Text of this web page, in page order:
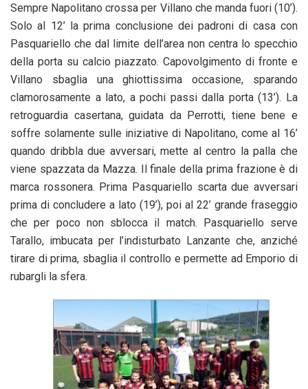
Sempre Napolitano crossa per Villano che manda fuori (10’).
Solo al 12’ la prima conclusione dei padroni di casa con
Pasquariello che dal limite dell’area non centra lo specchio
della porta su calcio piazzato. Capovolgimento di fronte e
Villano sbaglia una ghiottissima occasione, sparando
clamorosamente a lato, a pochi passi dalla porta (13’). La
retroguardia casertana, guidata da Perrotti, tiene bene e
soffre solamente sulle iniziative di Napolitano, come al 16’
quando dribbla due avversari, mette al centro la palla che
viene spazzata da Mazza. Il finale della prima frazione è di
marca rossonera. Prima Pasquariello scarta due avversari
prima di concludere a lato (19’), poi al 22’ grande fraseggio
che per poco non sblocca il match. Pasquariello serve
Tarallo, imbucata per l’indisturbato Lanzante che, anziché
tirare di prima, sbaglia il controllo e permette ad Emporio di
rubargli la sfera.